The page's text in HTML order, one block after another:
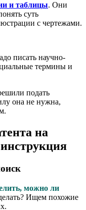
и таблицы. Они
суть
с чертежами.
писать научно-
термины и
подать
она не нужна,
на
можно ли
Ищем похожие